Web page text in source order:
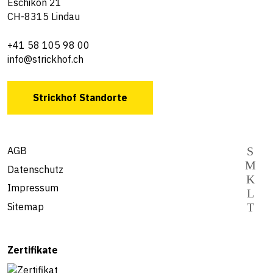
CH-8315 Lindau
+41 58 105 98 00
info@strickhof.ch
Strickhof Standorte
AGB
Datenschutz
Impressum
Sitemap
Zertifikate